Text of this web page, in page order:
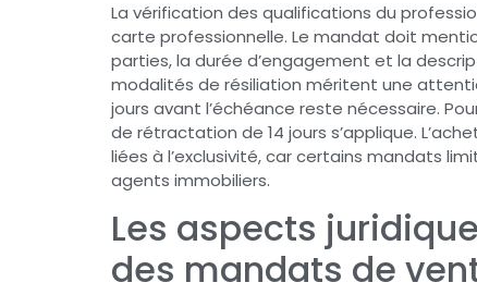
La vérification des qualifications du
carte professionnelle. Le mandat doit
parties, la durée d’engagement et la
modalités de résiliation méritent une
jours avant l’échéance reste nécessaire.
de rétractation de 14 jours s’applique.
liées à l’exclusivité, car certains mandats
agents immobiliers.
Les aspects
des mandats de